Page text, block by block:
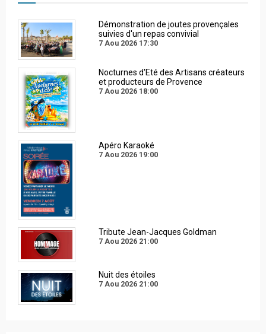
Démonstration de joutes provençales
suivies d'un repas convivial
7 Aou 2026 17:30
Nocturnes d'Eté des Artisans créateurs
et producteurs de Provence
7 Aou 2026 18:00
Apéro Karaoké
7 Aou 2026 19:00
Tribute Jean-Jacques Goldman
7 Aou 2026 21:00
Nuit des étoiles
7 Aou 2026 21:00